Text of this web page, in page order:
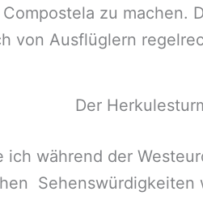
zu machen.
von Ausflüglern
Der
ich während der
Sehenswürdigkeiten